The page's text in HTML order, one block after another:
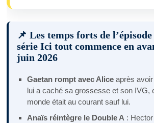
📌 Les temps forts de
série Ici tout commence en
juin 2026
Gaetan rompt avec Alice après avoir
lui a caché sa grossesse et son IVG,
monde était au courant sauf lui.
Anaïs réintègre le Double A :